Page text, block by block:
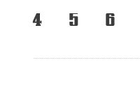
๔
๕ ๖